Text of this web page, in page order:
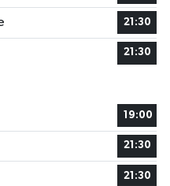
21:30
21:30
19:00
21:30
21:30